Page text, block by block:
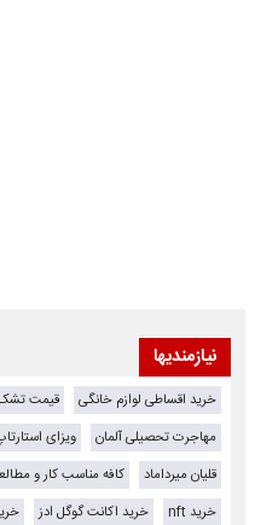
نیازمندیها
خرید اقساطی لوازم خانگی قیمت
مهاجرت تحصیلی آلمان
ویزای
قلیان میرداماد
کافه مناسب کار و
خرید nft
خرید اکانت گوگل ادز